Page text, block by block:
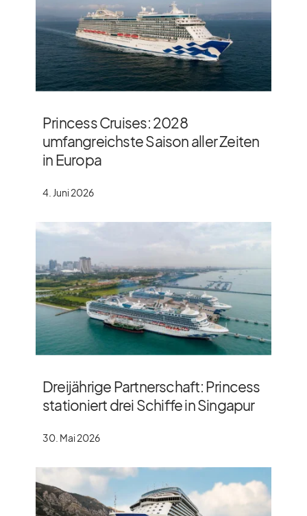
Princess Cruises: 2028
umfangreichste Saison aller Zeiten
in Europa
4. Juni 2026
Dreijährige Partnerschaft: Princess
stationiert drei Schiffe in Singapur
30. Mai 2026